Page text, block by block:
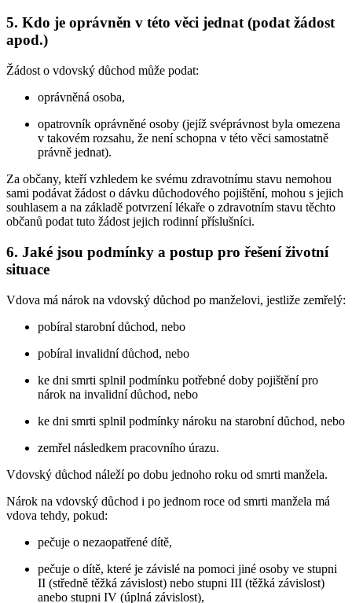
5. Kdo je oprávněn v této věci jednat (podat žádost
apod.)
Žádost o vdovský důchod může podat:
oprávněná osoba,
opatrovník oprávněné osoby (jejíž svéprávnost byla omezena
v takovém rozsahu, že není schopna v této věci samostatně
právně jednat).
Za občany, kteří vzhledem ke svému zdravotnímu stavu nemohou
sami podávat žádost o dávku důchodového pojištění, mohou s jejich
souhlasem a na základě potvrzení lékaře o zdravotním stavu těchto
občanů podat tuto žádost jejich rodinní příslušníci.
6. Jaké jsou podmínky a postup pro řešení životní
situace
Vdova má nárok na vdovský důchod po manželovi, jestliže zemřelý:
pobíral starobní důchod, nebo
pobíral invalidní důchod, nebo
ke dni smrti splnil podmínku potřebné doby pojištění pro
nárok na invalidní důchod, nebo
ke dni smrti splnil podmínky nároku na starobní důchod, nebo
zemřel následkem pracovního úrazu.
Vdovský důchod náleží po dobu jednoho roku od smrti manžela.
Nárok na vdovský důchod i po jednom roce od smrti manžela má
vdova tehdy, pokud:
pečuje o nezaopatřené dítě,
pečuje o dítě, které je závislé na pomoci jiné osoby ve stupni
II (středně těžká závislost) nebo stupni III (těžká závislost)
anebo stupni IV (úplná závislost),